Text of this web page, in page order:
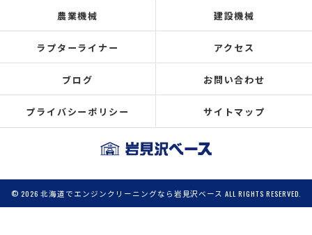
農業機械 建設機械
ラプターライナー アクセス
ブログ お問い合わせ
プライバシーポリシー サイトマップ
© 2026 北海道でエンジンクリーニングなら岩見沢ベース ALL RIGHTS RESERVED.